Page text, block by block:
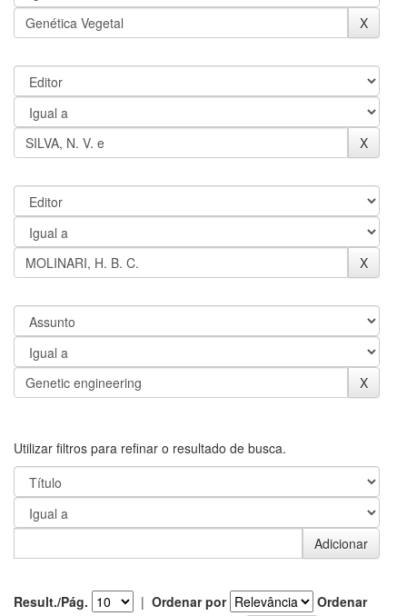
Utilizar filtros para refinar o resultado de busca.
Result./Pág. | Ordenar por
Ordenar